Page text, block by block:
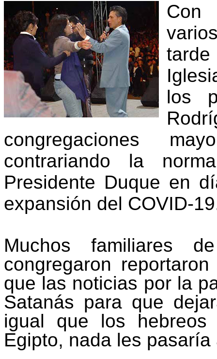
Con
tarde
los
congregaciones
contrariando la
Presidente Duque en
expansión del COVID-
Muchos familiares
congregaron
que las noticias por la
Satanás para que
igual que los
Egipto, nada les